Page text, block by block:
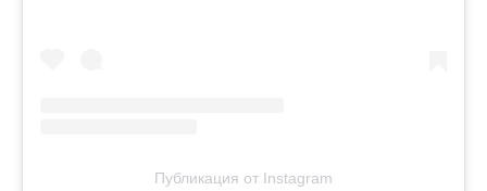
Публикация от Instagram